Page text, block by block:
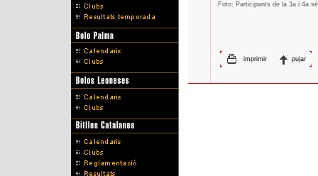
Foto: Participants de la 3a i 4a
imprimir pujar